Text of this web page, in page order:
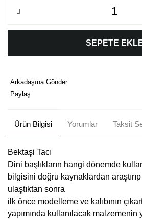
SEPETE
Arkadaşına Gönder
Paylaş
Ürün Bilgisi Yorumlar Taksit
Bektaşi Tacı
Dini başlıkların hangi dönemde
bilgisini doğru kaynaklardan
ulaştıktan sonra
ilk önce modelleme ve kalıbının
yapımında kullanılacak malzemenin